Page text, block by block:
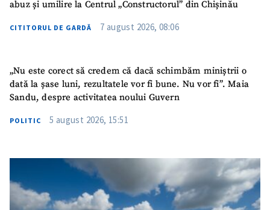
abuz și umilire la Centrul „Constructorul” din Chișinău
CITITORUL DE GARDĂ 7 august 2026, 08:06
„Nu este corect să credem că dacă schimbăm miniștrii o
dată la șase luni, rezultatele vor fi bune. Nu vor fi”. Maia
Sandu, despre activitatea noului Guvern
POLITIC 5 august 2026, 15:51